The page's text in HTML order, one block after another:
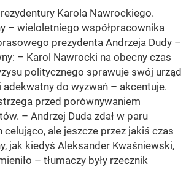
Karola Nawrockiego.
– wieloletniego współpracownika
prezydenta Andrzeja Dudy –
– Karol Nawrocki na obecny czas
politycznego sprawuje swój urząd
adekwatny do wyzwań – akcentuje.
przed porównywaniem
– Andrzej Duda zdał w paru
ale jeszcze przez jakiś czas
jak kiedyś Aleksander Kwaśniewski,
– tłumaczy były rzecznik